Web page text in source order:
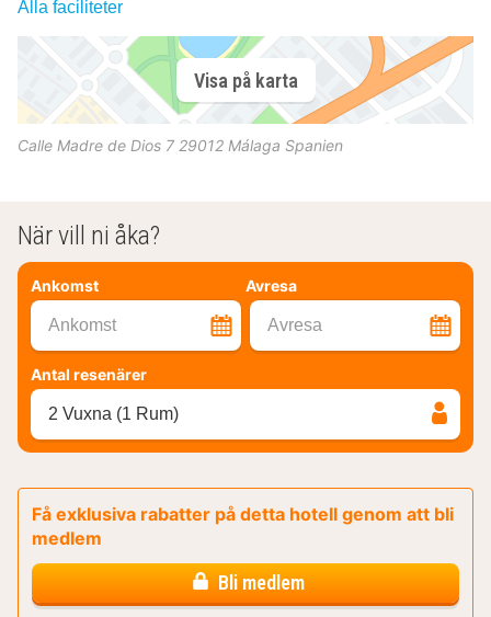
Alla faciliteter
Visa på karta
Calle Madre de Dios 7 29012 Málaga Spanien
När vill ni åka?
Ankomst Avresa
Ankomst Avresa
Antal resenärer
2 Vuxna (1 Rum)
Få exklusiva rabatter på detta hotell genom att bli
medlem
Bli medlem